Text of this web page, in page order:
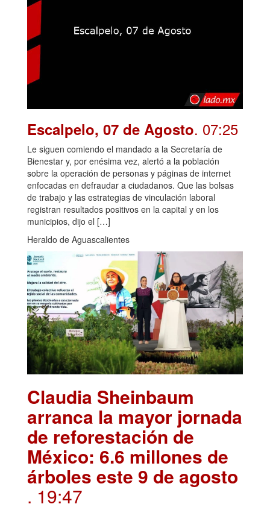
Escalpelo, 07 de Agosto. 07:25
Le siguen comiendo el mandado a la Secretaría de
Bienestar y, por enésima vez, alertó a la población
sobre la operación de personas y páginas de internet
enfocadas en defraudar a ciudadanos. Que las bolsas
de trabajo y las estrategias de vinculación laboral
registran resultados positivos en la capital y en los
municipios, dijo el […]
Heraldo de Aguascalientes
Claudia Sheinbaum
arranca la mayor jornada
de reforestación de
México: 6.6 millones de
árboles este 9 de agosto
. 19:47